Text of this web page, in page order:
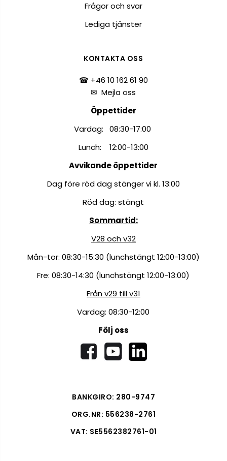
Frågor och svar
Lediga tjänster
KONTAKTA OSS
☎ +46 10 162 61 90
✉Mejla oss
Öppettider
Vardag: 08:30-17:00
Lunch: 12:00-13:00
Avvikande öppettider
Dag före röd dag stänger vi kl. 13:00
Röd dag: stängt
Sommartid:
V28 och v32
Mån-tor: 08:30-15:30 (lunchstängt 12:00-13:00)
Fre: 08:30-14:30 (lunchstängt 12:00-13:00)
Från v29 till v31
Vardag: 08:30-12:00
Följ oss
BANKGIRO: 280-9747
ORG.NR: 556238-2761
VAT: SE5562382761-01